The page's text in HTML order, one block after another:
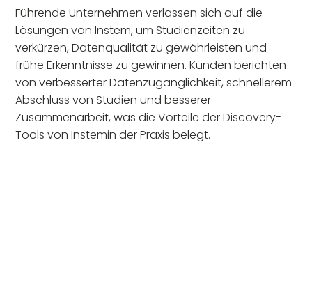
Führende Unternehmen verlassen sich auf die
Lösungen von Instem, um Studienzeiten zu
verkürzen, Datenqualität zu gewährleisten und
frühe Erkenntnisse zu gewinnen. Kunden berichten
von verbesserter Datenzugänglichkeit, schnellerem
Abschluss von Studien und besserer
Zusammenarbeit, was die Vorteile der Discovery-
Tools von Instemin der Praxis belegt.